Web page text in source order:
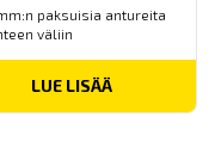
paksuisia antureita
väliin
LUE LISÄÄ